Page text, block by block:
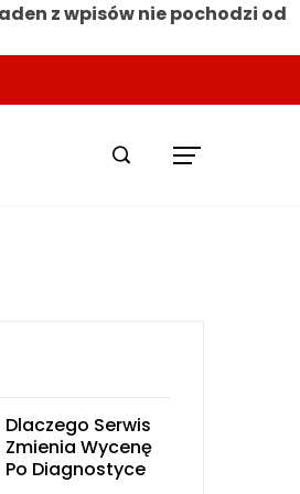
z wpisów nie pochodzi od
Dlaczego Serwis
Zmienia Wycenę
Po Diagnostyce